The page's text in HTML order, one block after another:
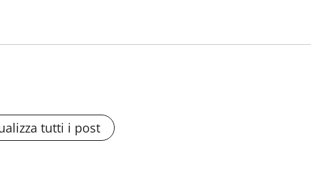
tutti i post